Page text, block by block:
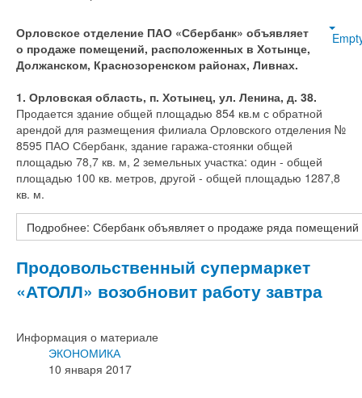
Орловское отделение ПАО «Сбербанк» объявляет
о продаже помещений, расположенных в Хотынце,
Должанском, Краснозоренском районах, Ливнах.
1. Орловская область, п. Хотынец, ул. Ленина, д. 38.
Продается здание общей площадью 854 кв.м с обратной
арендой для размещения филиала Орловского отделения №
8595 ПАО Сбербанк, здание гаража-стоянки общей
площадью 78,7 кв. м, 2 земельных участка: один - общей
площадью 100 кв. метров, другой - общей площадью 1287,8
кв. м.
Подробнее: Сбербанк объявляет о продаже ряда помещений
Продовольственный супермаркет
«АТОЛЛ» возобновит работу завтра
Информация о материале
ЭКОНОМИКА
10 января 2017